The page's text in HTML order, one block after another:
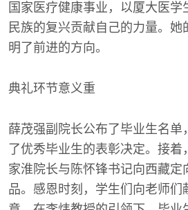
国家医疗健康事业，以厦大医学
民族的复兴贡献自己的力量。她
明了前进的方向。
典礼环节意义重
薛茂强副院长公布了毕业生名单
了优秀毕业生的表彰决定。接
家淮院长与陈怀锋书记向西藏定
品。感恩时刻，学生们向老师们